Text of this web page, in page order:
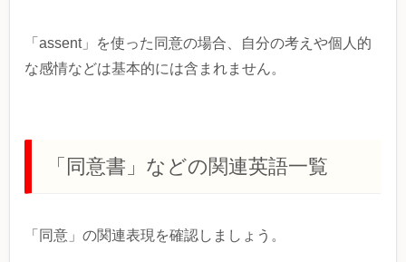
「assent」を使った同意の場合、自分の考えや個人的
な感情などは基本的には含まれません。
「同意書」などの関連英語一覧
「同意」の関連表現を確認しましょう。